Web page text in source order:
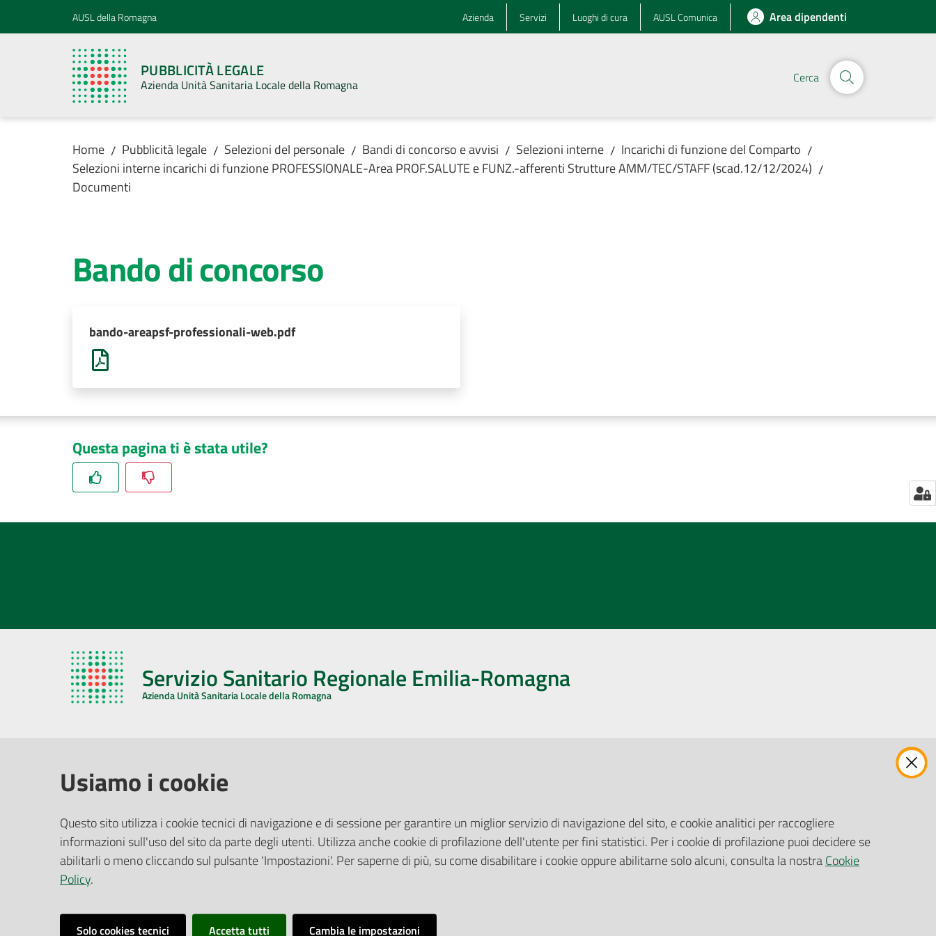
Vai al contenuto
Vai alla navigazioneAUSL della Romagna Azienda Servizi Luoghi di cura AUSL Comunica Area dipendenti
PUBBLICITÀ LEGALE
Azienda Unità Sanitaria Locale della Romagna Cerca
Home / Pubblicità legale / Selezioni del personale / Bandi di concorso e avvisi / Selezioni interne / Incarichi di funzione del Comparto /
Selezioni interne incarichi di funzione PROFESSIONALE-Area PROF.SALUTE e FUNZ.-afferenti Strutture AMM/TEC/STAFF (scad.12/12/2024) /
Documenti
Bando di concorso
bando-areapsf-professionali-web.pdf
Questa pagina ti è stata utile?
Servizio Sanitario Regionale Emilia-Romagna
Azienda Unità Sanitaria Locale della Romagna
Via De Gasperi, 8 - 48121 Ravenna (RA)
CF/P.IVA:02483810392
PEC:
azienda@pec.auslromagna.it
Ufficio Relazioni con il Pubblico
Riferimenti per la Stampa
Pubblicità legale
Albo Pretorio
Privacy Policy
Attuazione Misure PNRR
Gare e Appalti
Richiesta Patrocinio
Usiamo i cookie
Questo sito utilizza i cookie tecnici di navigazione e di sessione per garantire un miglior servizio di navigazione del sito, e cookie analitici per raccogliere
informazioni sull'uso del sito da parte degli utenti. Utilizza anche cookie di profilazione dell'utente per fini statistici. Per i cookie di profilazione puoi decidere se
abilitarli o meno cliccando sul pulsante 'Impostazioni'. Per saperne di più, su come disabilitare i cookie oppure abilitarne solo alcuni, consulta la nostraCookie
Policy.
Solo cookies tecnici Accetta tutti Cambia le impostazioni